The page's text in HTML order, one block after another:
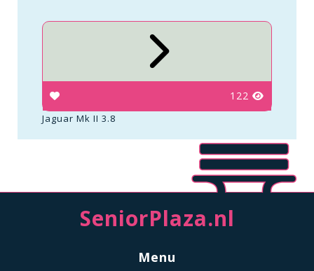
122
Jaguar Mk II 3.8
SeniorPlaza.nl
Menu